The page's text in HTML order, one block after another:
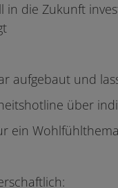
in die Zukunft
aufgebaut und
über
ein